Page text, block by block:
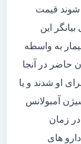
قیمت
این
به واسطه
حاضر در آنجا
او شدند و یا
آمبولانس
در زمان
های